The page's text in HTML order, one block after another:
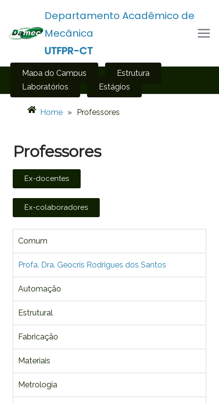
Departamento Acadêmico de
Mecânica
UTFPR-CT
Mapa do Campus
Estrutura
Laboratórios
Estágios
Home » Professores
Professores
Ex-docentes
Ex-colaboradores
Comum
Profa. Dra. Geocris Rodrigues dos Santos
Automação
Estrutural
Fabricação
Materiais
Metrologia